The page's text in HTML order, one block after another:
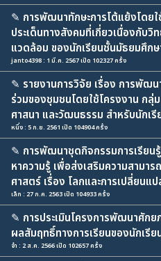
✎ การพัฒนาทักษะการโต้แย้งโดย
ประเด็นทางสังคมที่เกี่ยวเนื่องกับ
แวดล้อม ของนักเรียนชั้นมัธยมศึก
janto4398 : 1 มี.ค. 2567 เปิด 102327 ครั้ง
✎ รายงานการวิจัย เรื่อง การพัฒ
ร่วมของชุมชนโดยใช้โครงงาน กลุ่
ศาสนา และวัฒนธรรม สำหรับนักเรี
หนึ่ง : 5 ก.ย. 2561 เปิด 104904 ครั้ง
✎ การพัฒนาชุดกิจกรรมการเรียนรู้
หาความรู้ เพื่อส่งเสริมความสามาร
ศาสตร์ เรื่อง โลกและการเปลี่ยนแ
เล็ก : 27 ก.ค. 2563 เปิด 104933 ครั้ง
✎ การประเมินโครงการพัฒนาศัก
ผลสัมฤทธิ์ทางการเรียนของนักเรีย
จ๋า : 2 ส.ค. 2566 เปิด 102657 ครั้ง